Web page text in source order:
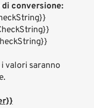
conversione:
valori saranno